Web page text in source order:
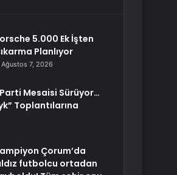
5.000 Ek İşten
Planlıyor
Ağustos 7, 2026
Mesaisi Sürüyor…
Toplantılarına
Çorum’da
futbolcu ortadan